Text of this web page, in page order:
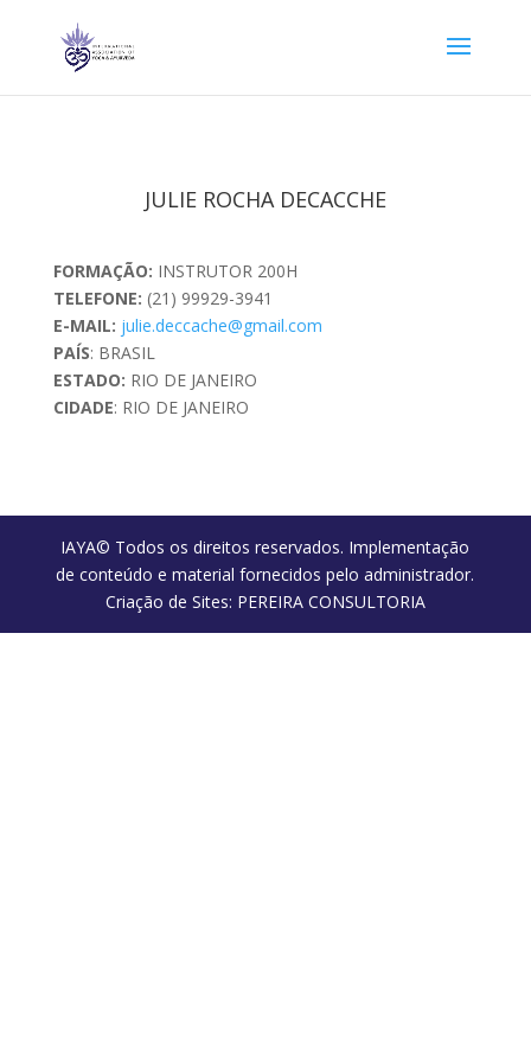
JULIE ROCHA DECACCHE
FORMAÇÃO: INSTRUTOR 200H
TELEFONE: (21) 99929-3941
E-MAIL: julie.deccache@gmail.com
PAÍS: BRASIL
ESTADO: RIO DE JANEIRO
CIDADE: RIO DE JANEIRO
IAYA© Todos os direitos reservados. Implementação
de conteúdo e material fornecidos pelo administrador.
Criação de Sites: PEREIRA CONSULTORIA